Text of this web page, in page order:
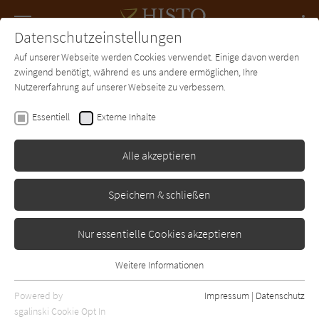
SUCHE Forum Charts Newsletter
Philippa Gregory
Gezeitenland
Erschienen: April 2021
Datenschutzeinstellungen
Auf unserer Webseite werden Cookies verwendet. Einige davon werden
zwingend benötigt, während es uns andere ermöglichen, Ihre
Nutzererfahrung auf unserer Webseite zu verbessern.
Essentiell Externe Inhalte
Alle akzeptieren
Speichern & schließen
Nur essentielle Cookies akzeptieren
Essentielle Cookies werden für grundlegende Funktionen der
Webseite benötigt. Dadurch ist gewährleistet, dass die Webseite
Weitere Informationen
Powered by
sgalinski Cookie Opt In
Impressum | Datenschutz